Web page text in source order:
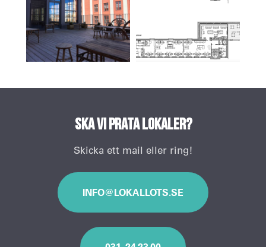
Ska vi prata lokaler?
Skicka ett mail eller ring!
INFO@LOKALLOTS.SE